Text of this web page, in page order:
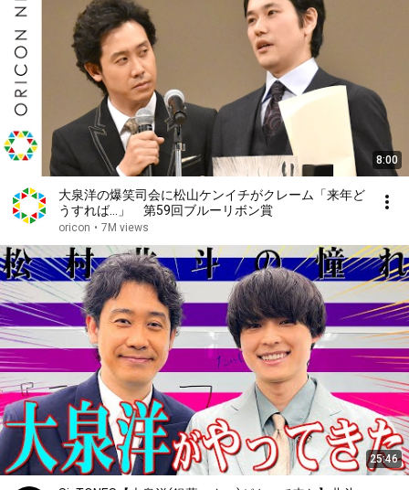
8:00
大泉洋の爆笑司会に松山ケンイチがクレーム「来年ど
うすれば…」 第59回ブルーリボン賞
oricon • 7M views
25:46